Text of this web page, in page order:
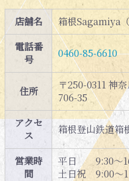
店舗名
箱根Sagamiya
電話番
号
0460-85-6610
住所
〒250-0311 神
706-35
アクセ
ス
箱根登山鉄道箱
営業時
間
平日 9:30～
土日祝 9:00～